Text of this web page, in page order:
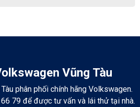
Vũng Tàu
phân phối chính hãng Volkswagen.
79 để được tư vấn và lái thử tại nhà.